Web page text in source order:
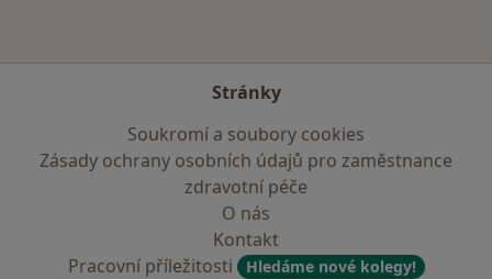
Stránky
Soukromí a soubory cookies
Zásady ochrany osobních údajů pro zaměstnance
zdravotní péče
O nás
Kontakt
Pracovní příležitosti
Hledáme nové kolegy!